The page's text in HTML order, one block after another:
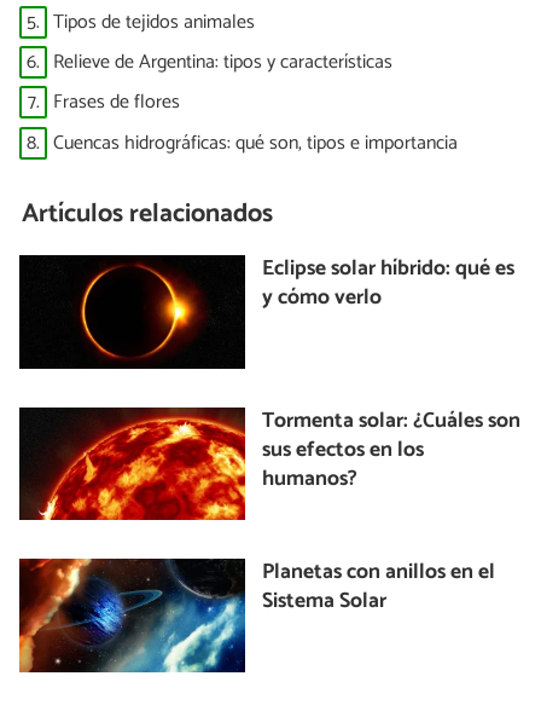
5. Tipos de tejidos animales
6. Relieve de Argentina: tipos y características
7. Frases de flores
8. Cuencas hidrográficas: qué son, tipos e importancia
Artículos relacionados
Eclipse solar híbrido: qué es
y cómo verlo
Tormenta solar: ¿Cuáles son
sus efectos en los
humanos?
Planetas con anillos en el
Sistema Solar